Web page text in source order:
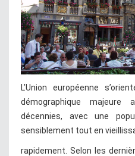
L’Union européenne
démographique
décennies, avec une
sensiblement tout en
rapidement. Selon les